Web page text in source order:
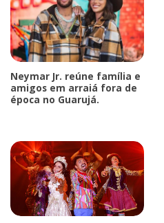
Neymar Jr. reúne família e
amigos em arraiá fora de
época no Guarujá.